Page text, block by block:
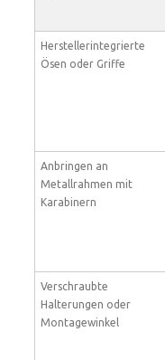
Herstellerintegrierte
Ösen oder Griffe
Anbringen an
Metallrahmen mit
Karabinern
Verschraubte
Halterungen oder
Montagewinkel